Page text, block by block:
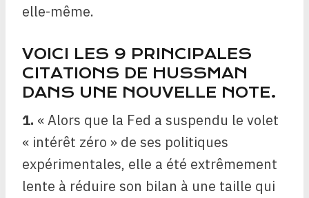
elle-même.
VOICI LES 9 PRINCIPALES
CITATIONS DE HUSSMAN
DANS UNE NOUVELLE NOTE.
1. « Alors que la Fed a suspendu le volet
« intérêt zéro » de ses politiques
expérimentales, elle a été extrêmement
lente à réduire son bilan à une taille qui